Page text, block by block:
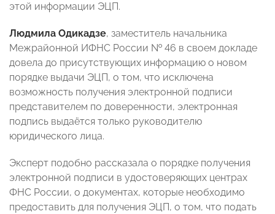
этой информации ЭЦП.
Людмила Одикадзе, заместитель начальника
Межрайонной ИФНС России № 46 в своем докладе
довела до присутствующих информацию о новом
порядке выдачи ЭЦП, о том, что исключена
возможность получения электронной подписи
представителем по доверенности, электронная
подпись выдаётся только руководителю
юридического лица.
Эксперт подобно рассказала о порядке получения
электронной подписи в удостоверяющих центрах
ФНС России, о документах, которые необходимо
предоставить для получения ЭЦП, о том, что подать